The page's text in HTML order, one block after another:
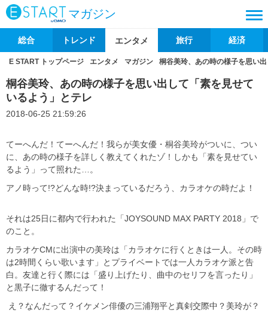
マガジン
総合 トレンド エンタメ 旅行 経済
E START トップページ エンタメ マガジン 桐谷美玲、あの時の様子を思い
桐谷美玲、あの時の様子を思い出して「素を見せて
いるよう」とテレ
2018-06-25 21:59:26
てーへんだ！てーへんだ！我らが美女優・桐谷美玲がついに、つい
に、あの時の様子を詳しく教えてくれたゾ！しかも「素を見せてい
るよう」って照れた…。
アノ時って!?どんな時!?決まっているだろう、カラオケの時だよ！
それは25日に都内で行われた「JOYSOUND MAX PARTY 2018」で
のこと。
カラオケCMに出演中の美玲は「カラオケに行くときは一人。その時
は2時間くらい歌います」とプライベートでは一人カラオケ派と告
白。友達と行く際には「盛り上げたり、曲中のセリフを言ったり」
と黒子に徹するんだって！
え？なんだって？イケメン俳優の三浦翔平と真剣交際中？美玲が？